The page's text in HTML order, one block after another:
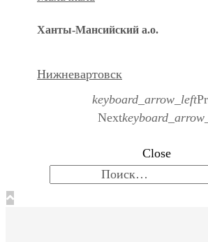
Ханты-Мансийский а.о.
Нижневартовск
keyboard_arrow_left
Next
Close